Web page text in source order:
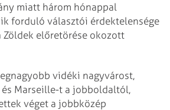
miatt három hónappal
forduló választói érdektelensége
előretörése okozott
vidéki nagyvárost,
Marseille-t a jobboldaltól,
véget a jobbközép